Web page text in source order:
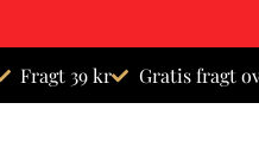
Fragt 39 kr Gratis fragt